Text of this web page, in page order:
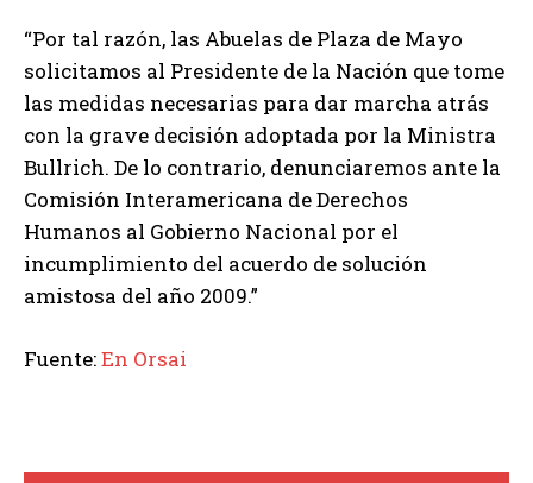
“Por tal razón, las Abuelas de Plaza de Mayo
solicitamos al Presidente de la Nación que tome
las medidas necesarias para dar marcha atrás
con la grave decisión adoptada por la Ministra
Bullrich. De lo contrario, denunciaremos ante la
Comisión Interamericana de Derechos
Humanos al Gobierno Nacional por el
incumplimiento del acuerdo de solución
amistosa del año 2009.”
Fuente:En Orsai